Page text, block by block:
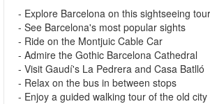
- Explore Barcelona on this sightseeing tour
- See Barcelona's most popular sights
- Ride on the Montjuic Cable Car
- Admire the Gothic Barcelona Cathedral
- Visit Gaudí's La Pedrera and Casa Batlló
- Relax on the bus in between stops
- Enjoy a guided walking tour of the old